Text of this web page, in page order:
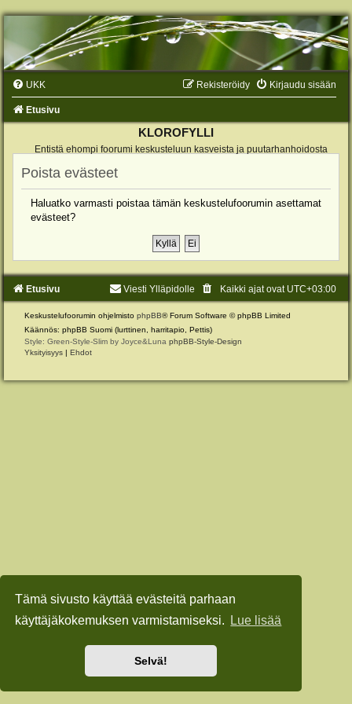
Tämä sivusto käyttää evästeitä parhaan
käyttäjäkokemuksen varmistamiseksi.
Lue lisää
Selvä!
UKK Kirjaudu sisään
Rekisteröidy
Etusivu
KLOROFYLLI
Entistä ehompi foorumi keskusteluun kasveista ja puutarhanhoidosta
Poista evästeet
Haluatko varmasti poistaa tämän keskustelufoorumin asettamat
evästeet?
Etusivu Kaikki ajat ovat UTC+03:00
Viesti Ylläpidolle
Keskustelufoorumin ohjelmisto phpBB® Forum Software © phpBB Limited
Käännös: phpBB Suomi (lurttinen, harritapio, Pettis)
Style: Green-Style-Slim by Joyce&Luna phpBB-Style-Design
Yksityisyys | Ehdot